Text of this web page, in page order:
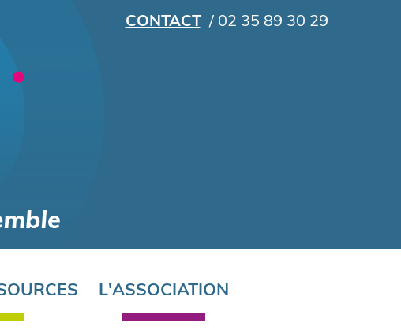
CONTACT/ 02 35 89 30 29
L'ASSOCIATION